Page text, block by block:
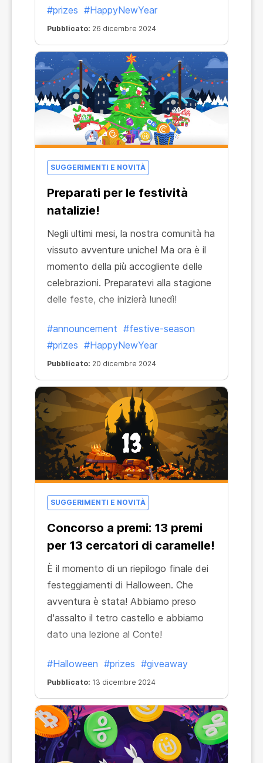
#prizes #HappyNewYear
Pubblicato: 26 dicembre 2024
SUGGERIMENTI E NOVITÀ
Preparati per le festività
natalizie!
Negli ultimi mesi, la nostra comunità ha
vissuto avventure uniche! Ma ora è il
momento della più accogliente delle
celebrazioni. Preparatevi alla stagione
delle feste, che inizierà lunedì!
#announcement #festive-season
#prizes #HappyNewYear
Pubblicato: 20 dicembre 2024
SUGGERIMENTI E NOVITÀ
Concorso a premi: 13 premi
per 13 cercatori di caramelle!
È il momento di un riepilogo finale dei
festeggiamenti di Halloween. Che
avventura è stata! Abbiamo preso
d'assalto il tetro castello e abbiamo
dato una lezione al Conte!
#Halloween #prizes #giveaway
Pubblicato: 13 dicembre 2024